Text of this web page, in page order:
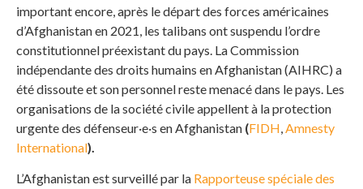
important encore, après le départ des forces américaines
d’Afghanistan en 2021, les talibans ont suspendu l’ordre
constitutionnel préexistant du pays. La Commission
indépendante des droits humains en Afghanistan (AIHRC) a
été dissoute et son personnel reste menacé dans le pays. Les
organisations de la société civile appellent à la protection
urgente des défenseur·e·s en Afghanistan (FIDH Amnesty
International).
L’Afghanistan est surveillé par la Rapporteuse spéciale des